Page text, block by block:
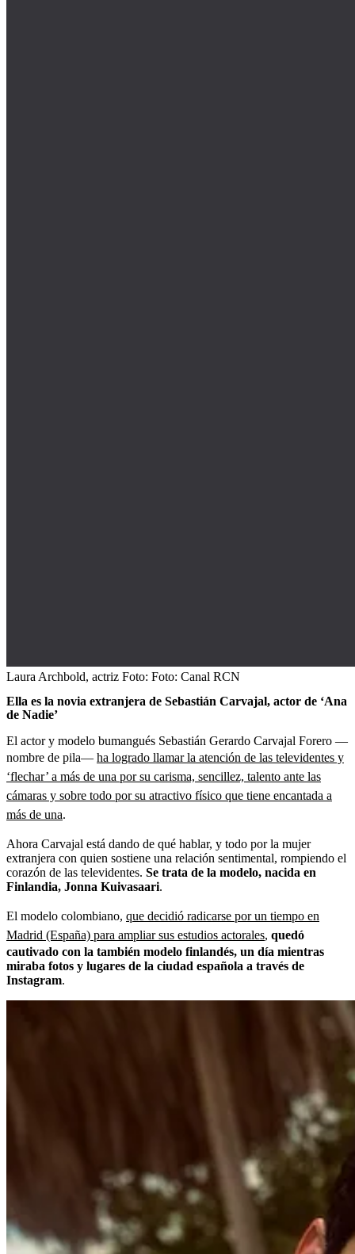
Laura Archbold, actriz Foto: Foto: Canal RCN
Ella es la novia extranjera de Sebastián Carvajal, actor de ‘Ana
de Nadie’
El actor y modelo bumangués Sebastián Gerardo Carvajal Forero —
nombre de pila— ha logrado llamar la atención de las televidentes y
‘flechar’ a más de una por su carisma, sencillez, talento ante las
cámaras y sobre todo por su atractivo físico que tiene encantada a
más de una.
Ahora Carvajal está dando de qué hablar, y todo por la mujer
extranjera con quien sostiene una relación sentimental, rompiendo el
corazón de las televidentes. Se trata de la modelo, nacida en
Finlandia, Jonna Kuivasaari.
El modelo colombiano, que decidió radicarse por un tiempo en
Madrid (España) para ampliar sus estudios actorales, quedó
cautivado con la también modelo finlandés, un día mientras
miraba fotos y lugares de la ciudad española a través de
Instagram.